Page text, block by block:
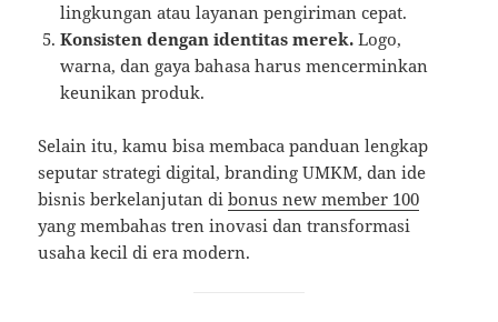
lingkungan atau layanan pengiriman cepat.
Konsisten dengan identitas merek. Logo,
warna, dan gaya bahasa harus mencerminkan
keunikan produk.
Selain itu, kamu bisa membaca panduan lengkap
seputar strategi digital, branding UMKM, dan ide
bisnis berkelanjutan dibonus new member 100
yang membahas tren inovasi dan transformasi
usaha kecil di era modern.